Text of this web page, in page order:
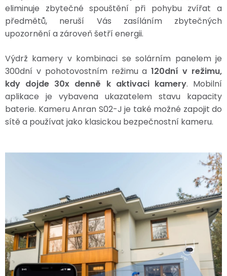
eliminuje zbytečné spouštění při pohybu zvířat a
předmětů, neruší Vás zasíláním zbytečných
upozornění a zároveň šetří energii.
Výdrž kamery v kombinaci se solárním panelem je
300dní v pohotovostním režimu a120dní v režimu,
kdy dojde 30x denně k aktivaci kamery. Mobilní
aplikace je vybavena ukazatelem stavu kapacity
baterie. Kameru Anran S02-J je také možné zapojit do
sítě a používat jako klasickou bezpečnostní kameru.